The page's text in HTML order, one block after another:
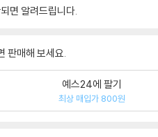
면 알려드립니다.
판매해 보세요.
예스24에 팔기
최상 매입가 800원